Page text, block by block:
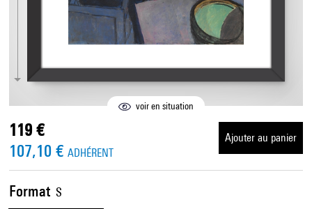
voir en situation
Format S
119 €
107,10 € ADHÉRENT
Ajouter au panier